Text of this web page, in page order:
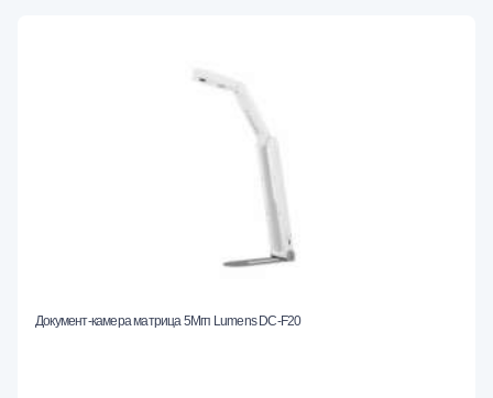
Документ-камера матрица 5Мгп Lumens DC-F20